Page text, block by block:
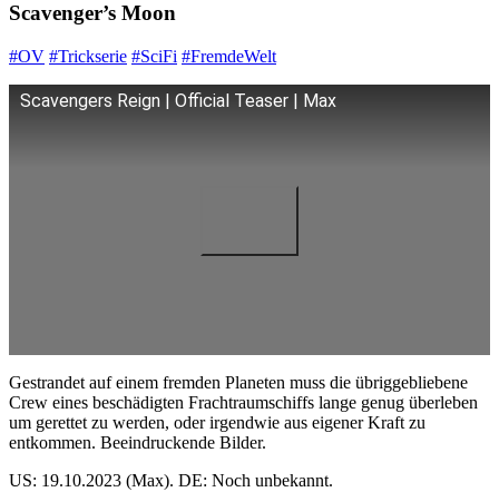
Scavenger’s Moon
#OV #Trickserie #SciFi #FremdeWelt
Scavengers Reign | Official Teaser | Max
Gestrandet auf einem fremden Planeten muss die übriggebliebene
Crew eines beschädigten Frachtraumschiffs lange genug überleben
um gerettet zu werden, oder irgendwie aus eigener Kraft zu
entkommen. Beeindruckende Bilder.
US: 19.10.2023 (Max). DE: Noch unbekannt.